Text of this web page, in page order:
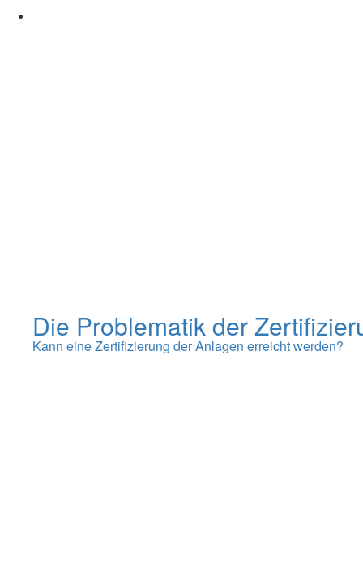
Die Problematik der
Kann eine Zertifizierung der Anlagen erreicht werden?